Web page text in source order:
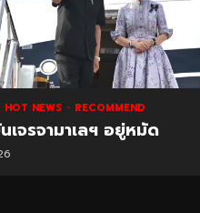
read
HOT NEWS RECOMMEND
งสุดท้าย! ยืนยันสิทธิบัตรส
ม ภายในวันนี้ (21 มิ.ย.)